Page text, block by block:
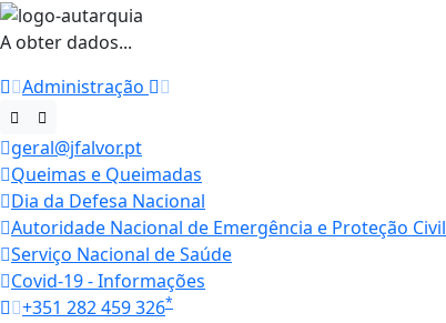
A obter dados...
Administração
geral@jfalvor.pt
Queimas e Queimadas
Dia da Defesa Nacional
Autoridade Nacional de Emergência e Proteção Civil
Serviço Nacional de Saúde
Covid-19 - Informações
+351 282 459 326*